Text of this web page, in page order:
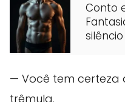
Conto
— Você tem certeza
trêmula.